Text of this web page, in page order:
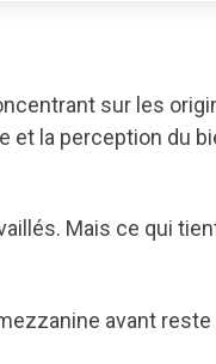
sur les
et la perception du
Mais ce qui
avant reste